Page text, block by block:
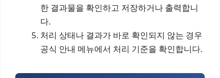
한 결과물을 확인하고 저장하거나 출력합니
다.
처리 상태나 결과가 바로 확인되지 않는 경우
공식 안내 메뉴에서 처리 기준을 확인합니다.